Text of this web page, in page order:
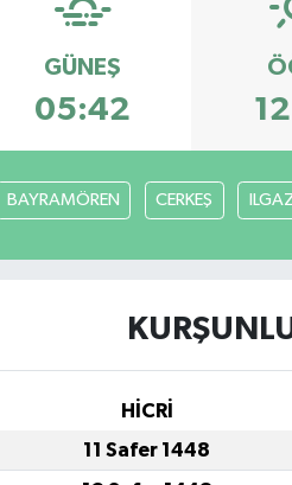
GÜNEŞ
05:42
BAYRAMÖREN CERKEŞ
HİCRİ
11 Safer 1448